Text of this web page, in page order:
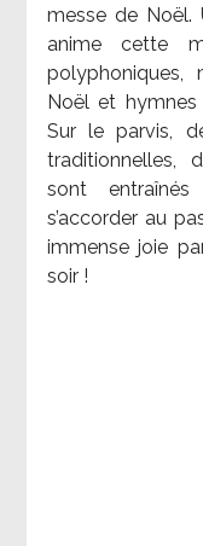
messe de Noël.
anime cette
polyphoniques,
Noël et
Sur le parvis,
traditionnelles,
sont
s’accorder au
immense joie
soir !